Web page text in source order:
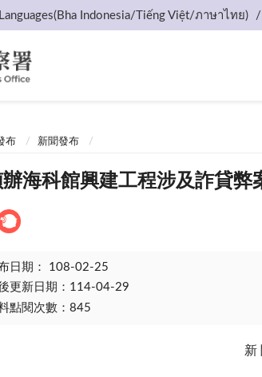
Indonesia/Tiếng Việt/ภาษาไทย)
布 新聞發布
海科館興建工程涉及詐貸
日期：
108-02-25
更新日期：114-04-29
點閱次數：845
新